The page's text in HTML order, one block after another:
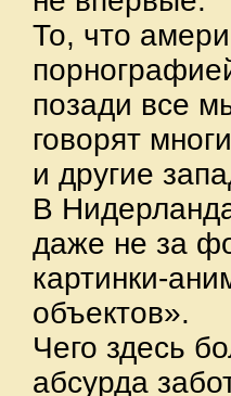
То, что
позади все
говорят
и другие
В
даже не за
картинки-
объектов».
Чего здесь
абсурда